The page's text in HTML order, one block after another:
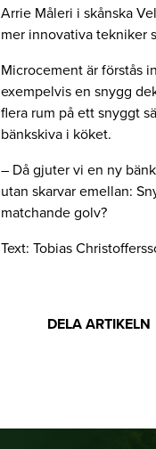
Arrie Måleri i skånska
mer innovativa tekniker
Microcement är förstås
exempelvis en snygg
flera rum på ett snyggt
bänkskiva i köket.
– Då gjuter vi en ny
utan skarvar emellan:
matchande golv?
Text: Tobias
DELA ARTIKELN